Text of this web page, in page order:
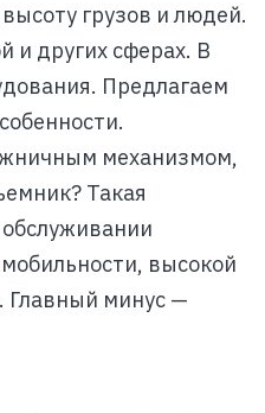
грузов и людей.
и других сферах. В
Предлагаем
механизмом,
Такая
высокой
Главный минус —